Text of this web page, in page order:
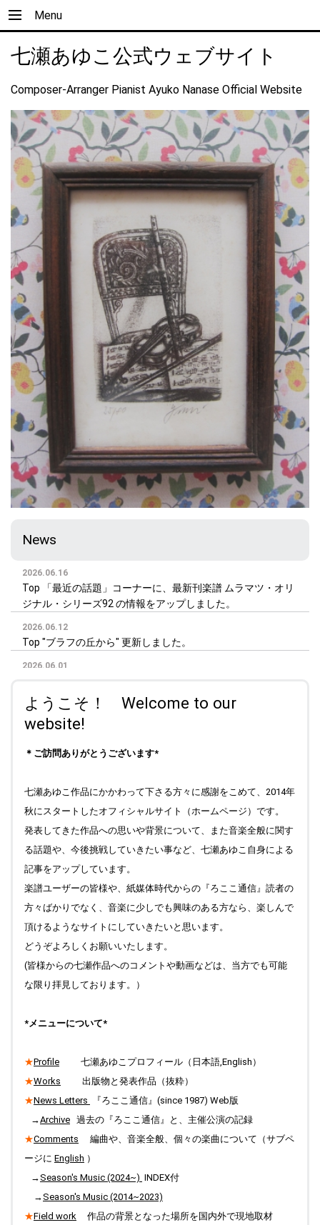
Menu
七瀬あゆこ公式ウェブサイト
Composer-Arranger Pianist Ayuko Nanase Official Website
News
2026.06.16
Top 「最近の話題」コーナーに、最新刊楽譜 ムラマツ・オリ
ジナル・シリーズ92 の情報をアップしました。
2026.06.12
Top "ブラフの丘から" 更新しました。
2026.06.01
た。
2026.05.27
から"も更新しています。
サブページにあった" Gao Forever! " を独立させて、
Reminiscence: Gao Forever! のページに移動しました。
2026.05.18
News Letters に『ろここ通信』最新号の106号をアップしま
2026.05.16
ップしました。
Top " Field work Finland " 写真のキャプションをアップしまし
た。News Letters に『ろここ通信』最新号を作成中です。
2026.05.01
2026.04.29
2026.04.20
Top " ブラフの丘から " 更新しました。
2026.04.11
Top " 季節の一曲 " コメントをアップしました。
2026.04.10
Top " Field work Finland " 写真のキャプションをアップしまし
た。
2026.04.04
Top " Field work Finland " 写真を更新しました。
ようこそ！ Welcome to our
website!
＊ご訪問ありがとうございます*
七瀬あゆこ作品にかかわって下さる方々に感謝をこめて、2014年
秋にスタートしたオフィシャルサイト（ホームページ）です。
発表してきた作品への思いや背景について、また音楽全般に関す
る話題や、今後挑戦していきたい事など、七瀬あゆこ自身による
記事をアップしています。
楽譜ユーザーの皆様や、紙媒体時代からの『ろここ通信』読者の
方々ばかりでなく、音楽に少しでも興味のある方なら、楽しんで
頂けるようなサイトにしていきたいと思います。
どうぞよろしくお願いいたします。
(皆様からの七瀬作品へのコメントや動画などは、当方でも可能
な限り拝見しております。）
*メニューについて*
★Profile 七瀬あゆこプロフィール（日本語,English）
★Works 出版物と発表作品（抜粋）
★News Letters
『ろここ通信』(since 1987) Web版
→Archive 過去の『ろここ通信』と、主催公演の記録
★Comments 編曲や、音楽全般、個々の楽曲について（サブペ
ージに English ）
→Season's Music (2024~) INDEX付
→Season's Music (2014~2023)
★Field work 作品の背景となった場所を国内外で現地取材